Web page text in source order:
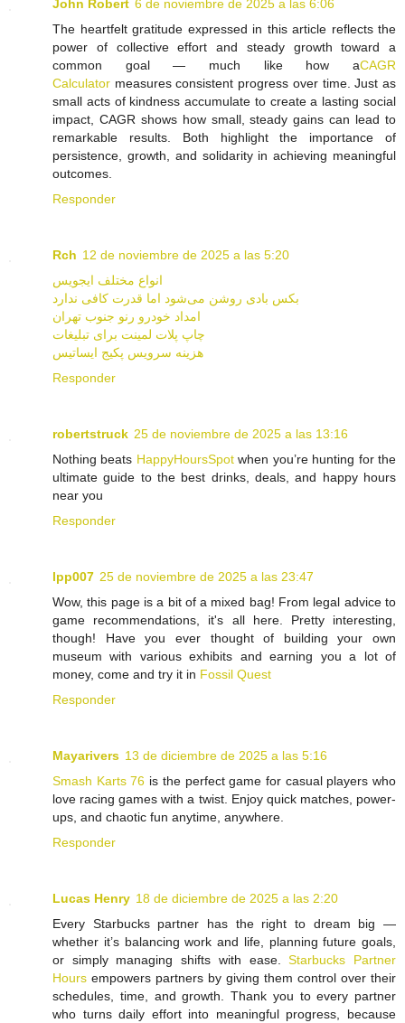
John Robert 6 de noviembre de 2025 a las 6:06
The heartfelt gratitude expressed in this article reflects the
power of collective effort and steady growth toward a
common goal — much like how aCAGR
Calculator measures consistent progress over time. Just as
small acts of kindness accumulate to create a lasting social
impact, CAGR shows how small, steady gains can lead to
remarkable results. Both highlight the importance of
persistence, growth, and solidarity in achieving meaningful
outcomes.
Responder
Rch 12 de noviembre de 2025 a las 5:20
انواع مختلف ایجویس
بکس بادی روشن می‌شود اما قدرت کافی ندارد
امداد خودرو رنو جنوب تهران
چاپ پلات لمینت برای تبلیغات
هزینه سرویس پکیج ایساتیس
Responder
robertstruck 25 de noviembre de 2025 a las 13:16
Nothing beats HappyHoursSpotwhen you’re hunting for the
ultimate guide to the best drinks, deals, and happy hours
near you
Responder
lpp007 25 de noviembre de 2025 a las 23:47
Wow, this page is a bit of a mixed bag! From legal advice to
game recommendations, it's all here. Pretty interesting,
though! Have you ever thought of building your own
museum with various exhibits and earning you a lot of
money, come and try it in Fossil Quest
Responder
Mayarivers 13 de diciembre de 2025 a las 5:16
Smash Karts 76 is the perfect game for casual players who
love racing games with a twist. Enjoy quick matches, power-
ups, and chaotic fun anytime, anywhere.
Responder
Lucas Henry 18 de diciembre de 2025 a las 2:20
Every Starbucks partner has the right to dream big —
whether it’s balancing work and life, planning future goals,
or simply managing shifts with ease.Starbucks Partner
Hours empowers partners by giving them control over their
schedules, time, and growth. Thank you to every partner
who turns daily effort into meaningful progress, because